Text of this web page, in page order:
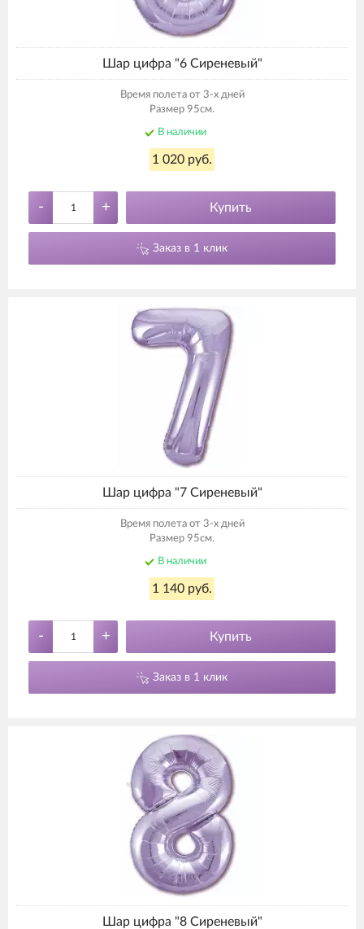
Шар цифра "6 Сиреневый"
Время полета от 3-х дней
Размер 95см.
В наличии
1 020 руб.
- + Купить
Заказ в 1 клик
Шар цифра "7 Сиреневый"
Время полета от 3-х дней
Размер 95см.
В наличии
1 140 руб.
- + Купить
Заказ в 1 клик
Шар цифра "8 Сиреневый"